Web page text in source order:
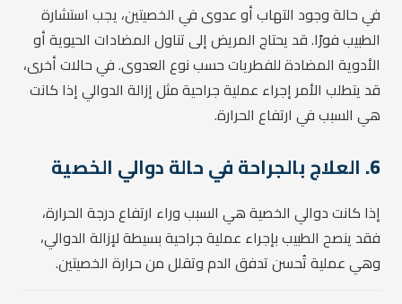
في حالة وجود التهاب أو عدوى في الخصيتين، يجب استشارة
الطبيب فورًا. قد يحتاج المريض إلى تناول المضادات الحيوية أو
الأدوية المضادة للفطريات حسب نوع العدوى. في حالات أخرى،
قد يتطلب الأمر إجراء عملية جراحية مثل إزالة الدوالي إذا كانت
هي السبب في ارتفاع الحرارة.
6. العلاج بالجراحة في حالة دوالي الخصية
إذا كانت دوالي الخصية هي السبب وراء ارتفاع درجة الحرارة،
فقد ينصح الطبيب بإجراء عملية جراحية بسيطة لإزالة الدوالي،
وهي عملية تُحسن تدفق الدم وتقلل من حرارة الخصيتين.